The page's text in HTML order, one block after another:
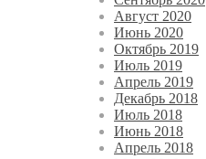
Август 2020
Июнь 2020
Октябрь 2019
Июль 2019
Апрель 2019
Декабрь 2018
Июль 2018
Июнь 2018
Апрель 2018